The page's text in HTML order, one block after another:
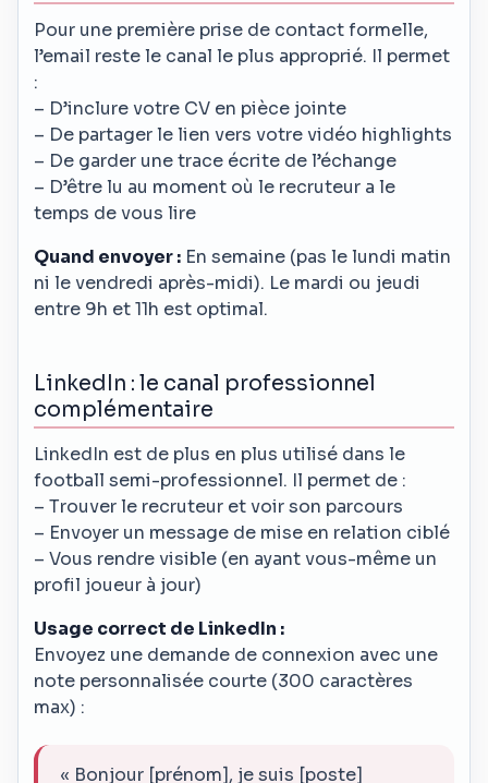
Pour une première prise de contact formelle,
l’email reste le canal le plus approprié. Il permet
:
– D’inclure votre CV en pièce jointe
– De partager le lien vers votre vidéo highlights
– De garder une trace écrite de l’échange
– D’être lu au moment où le recruteur a le
temps de vous lire
Quand envoyer : En semaine (pas le lundi matin
ni le vendredi après-midi). Le mardi ou jeudi
entre 9h et 11h est optimal.
LinkedIn : le canal professionnel
complémentaire
LinkedIn est de plus en plus utilisé dans le
football semi-professionnel. Il permet de :
– Trouver le recruteur et voir son parcours
– Envoyer un message de mise en relation ciblé
– Vous rendre visible (en ayant vous-même un
profil joueur à jour)
Usage correct de LinkedIn :
Envoyez une demande de connexion avec une
note personnalisée courte (300 caractères
max) :
« Bonjour [prénom], je suis [poste]